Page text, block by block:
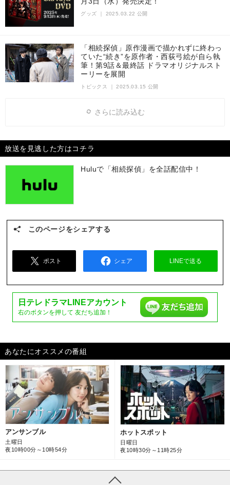
さらに、同じコインパーキング内の別の場所の土を調べ
ると、確かに材木由来のヒ素が検出されたが、ごく微量
で基準値以下！その上、小松材木店は土地を売る前に、
きちんと土壌改良もしていたのだ！その証拠書類を掲げ
んたらはケンジイをだまして、あの土地を安く買いたた
う、飯山と内田は不動産会社社員などではなく、はじめ
からケンジイの資産を狙って『笑福湯』に近づいた、前
さかいりただし ふかうら しのぶ
がバレた途端に逃走を試みる２人を、居合わせた令子が
まとめて制圧！そのまま２人を警察に突き出し、笑福湯
グッズ 2025.03.22 公開
「相続探偵」原作漫画で描かれずに終わっ
ていた“続き”を原作者・西荻弓絵が自ら執
筆！第9話＆最終話 ドラマオリジナルスト
ーリーを展開
トピックス 2025.03.15 公開
さらに読み込む
放送を見逃した方はコチラ
Huluで「相続探偵」を全話配信中！
このページをシェアする
ポスト シェア LINEで送る
日テレドラマ LINEアカウント
右のボタンを押して 友だち追加！
あなたにオススメの番組
アンサンブル
土曜日
夜10時00分～10時54分
ホットスポット
日曜日
夜10時30分～11時25分